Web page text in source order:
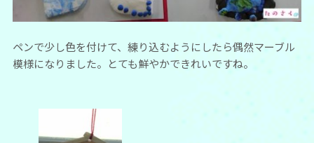
ペンで少し色を付けて、練り込むようにしたら偶然マーブル
模様になりました。とても鮮やかできれいですね。